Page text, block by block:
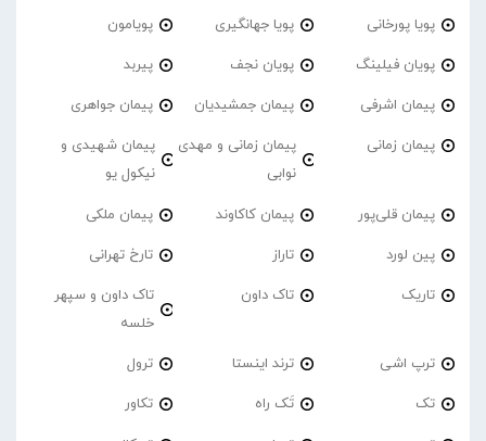
پویا پورخانی پویا جهانگیری پویامون
پویان فیلینگ پویان نجف پیربد
پیمان اشرفی پیمان جمشیدیان پیمان جواهری
پیمان زمانی
پیمان زمانی و مهدی
نوابی
پیمان شهیدی و
نیکول یو
پیمان قلی‌پور پیمان کاکاوند پیمان ملکی
پین لورد تاراز تارخ تهرانی
تاریک تاک داون
تاک داون و سپهر
خلسه
ترپ اشی ترند اینستا ترول
تک تَک راه تکاور